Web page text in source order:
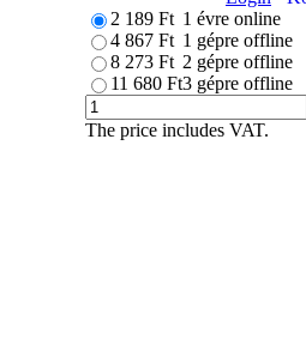
2 189 Ft 1 évre online
4 867 Ft 1 gépre offline
8 273 Ft 2 gépre offline
11 680 Ft3 gépre offline
The price includes VAT.